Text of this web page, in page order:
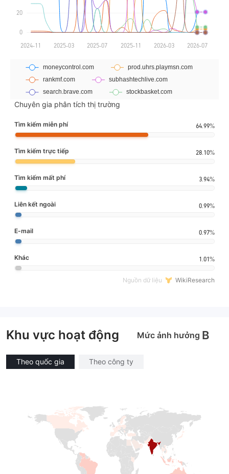
Chuyên gia phân tích thị trường
Tìm kiếm miễn phí 64.99%
Tìm kiếm trực tiếp 28.10%
Tìm kiếm mất phí 3.94%
Liên kết ngoài 0.99%
E-mail 0.97%
Khác 1.01%
Nguồn dữ liệu WikiResearch
Khu vực hoạt động Mức ảnh hưởng B
Theo quốc gia Theo công ty